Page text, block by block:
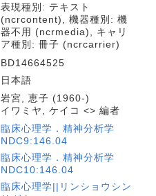
表現種別: テキスト
(ncrcontent), 機器種別: 機
器不用 (ncrmedia), キャリ
ア種別: 冊子 (ncrcarrier)
BD14664525
日本語
岩宮, 恵子 (1960-)
イワミヤ, ケイコ <> 編者
臨床心理学．精神分析学
NDC9:146.04
臨床心理学．精神分析学
NDC10:146.04
臨床心理学||リンショウシン